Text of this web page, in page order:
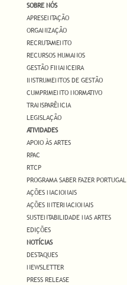
SOBRE NÓS
APRESENTAÇÃO
ORGANIZAÇÃO
RECRUTAMENTO
RECURSOS HUMANOS
GESTÃO FINANCEIRA
INSTRUMENTOS DE GESTÃO
CUMPRIMENTO NORMATIVO
TRANSPARÊNCIA
LEGISLAÇÃO
ATIVIDADES
APOIO ÀS ARTES
RPAC
RTCP
PROGRAMA SABER FAZER PORTUGAL
AÇÕES NACIONAIS
AÇÕES INTERNACIONAIS
SUSTENTABILIDADE NAS ARTES
EDIÇÕES
NOTÍCIAS
DESTAQUES
NEWSLETTER
PRESS RELEASE